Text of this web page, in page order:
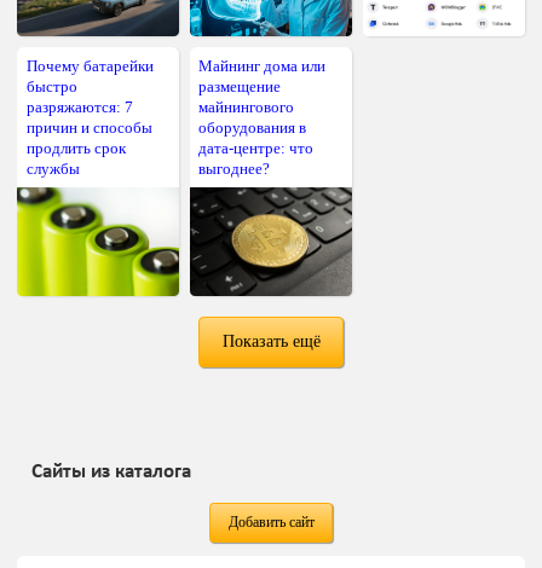
Почему батарейки
быстро
разряжаются: 7
причин и способы
продлить срок
службы
Майнинг дома или
размещение
майнингового
оборудования в
дата-центре: что
выгоднее?
Показать ещё
Сайты из каталога
Добавить сайт